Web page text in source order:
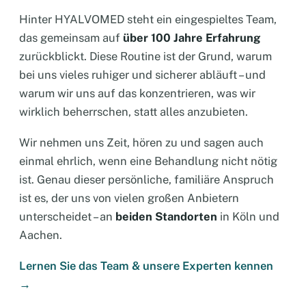
Hinter HYALVOMED steht ein eingespieltes Team,
das gemeinsam auf über 100 Jahre Erfahrung
zurückblickt. Diese Routine ist der Grund, warum
bei uns vieles ruhiger und sicherer abläuft – und
warum wir uns auf das konzentrieren, was wir
wirklich beherrschen, statt alles anzubieten.
Wir nehmen uns Zeit, hören zu und sagen auch
einmal ehrlich, wenn eine Behandlung nicht nötig
ist. Genau dieser persönliche, familiäre Anspruch
ist es, der uns von vielen großen Anbietern
unterscheidet – an beiden Standorten in Köln und
Aachen.
Lernen Sie das Team & unsere Experten kennen
→